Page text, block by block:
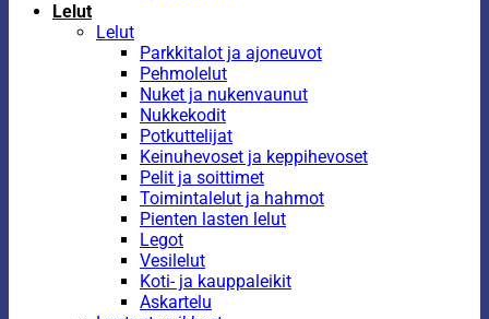
Lelut
Lelut
Parkkitalot ja ajoneuvot
Pehmolelut
Nuket ja nukenvaunut
Nukkekodit
Potkuttelijat
Keinuhevoset ja keppihevoset
Pelit ja soittimet
Toimintalelut ja hahmot
Pienten lasten lelut
Legot
Vesilelut
Koti- ja kauppaleikit
Askartelu